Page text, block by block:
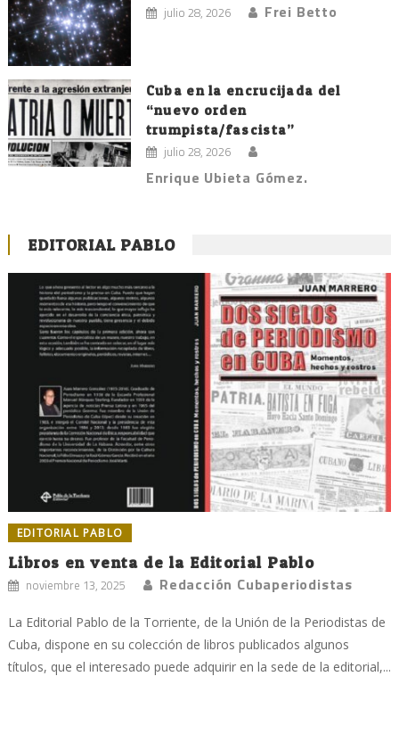
julio 28, 2026 Frei Betto
Cuba en la encrucijada del
“nuevo orden
trumpista/fascista”
julio 28, 2026
Enrique Ubieta Gómez.
EDITORIAL PABLO
EDITORIAL PABLO
Libros en venta de la Editorial Pablo
noviembre 13, 2025 Redacción Cubaperiodistas
La Editorial Pablo de la Torriente, de la Unión de la Periodistas de
Cuba, dispone en su colección de libros publicados algunos
títulos, que el interesado puede adquirir en la sede de la editorial,...